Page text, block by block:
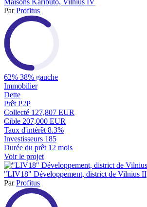
Maisons Kaributo, Vilnius IV
ParProfitus
62% 38% gauche
Immobilier
Dette
Prêt P2P
Collecté 127,807 EUR
Cible 207,000 EUR
Taux d'intérêt 8.3%
Investisseurs 185
Durée du prêt 12 mois
Voir le projet
"LIV18" Développement, district de Vilnius II
ParProfitus